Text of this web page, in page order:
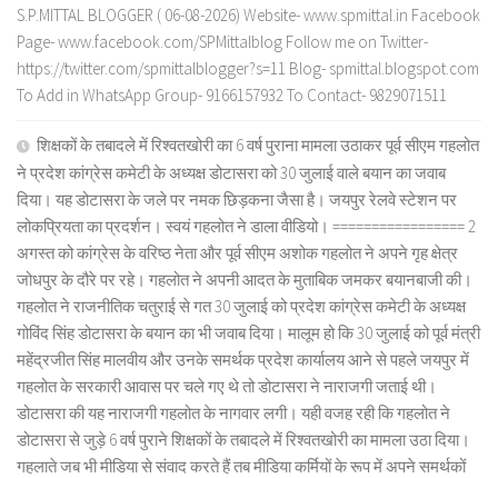
S.P.MITTAL BLOGGER ( 06-08-2026) Website- www.spmittal.in Facebook
Page- www.facebook.com/SPMittalblog Follow me on Twitter-
https://twitter.com/spmittalblogger?s=11 Blog- spmittal.blogspot.com
To Add in WhatsApp Group- 9166157932 To Contact- 9829071511
शिक्षकों के तबादले में रिश्वतखोरी का 6 वर्ष पुराना मामला उठाकर पूर्व सीएम गहलोत
ने प्रदेश कांग्रेस कमेटी के अध्यक्ष डोटासरा को 30 जुलाई वाले बयान का जवाब
दिया। यह डोटासरा के जले पर नमक छिड़कना जैसा है। जयपुर रेलवे स्टेशन पर
लोकप्रियता का प्रदर्शन। स्वयं गहलोत ने डाला वीडियो। ================= 2
अगस्त को कांग्रेस के वरिष्ठ नेता और पूर्व सीएम अशोक गहलोत ने अपने गृह क्षेत्र
जोधपुर के दौरे पर रहे। गहलोत ने अपनी आदत के मुताबिक जमकर बयानबाजी की।
गहलोत ने राजनीतिक चतुराई से गत 30 जुलाई को प्रदेश कांग्रेस कमेटी के अध्यक्ष
गोविंद सिंह डोटासरा के बयान का भी जवाब दिया। मालूम हो कि 30 जुलाई को पूर्व मंत्री
महेंद्रजीत सिंह मालवीय और उनके समर्थक प्रदेश कार्यालय आने से पहले जयपुर में
गहलोत के सरकारी आवास पर चले गए थे तो डोटासरा ने नाराजगी जताई थी।
डोटासरा की यह नाराजगी गहलोत के नागवार लगी। यही वजह रही कि गहलोत ने
डोटासरा से जुड़े 6 वर्ष पुराने शिक्षकों के तबादले में रिश्वतखोरी का मामला उठा दिया।
गहलाते जब भी मीडिया से संवाद करते हैं तब मीडिया कर्मियों के रूप में अपने समर्थकों